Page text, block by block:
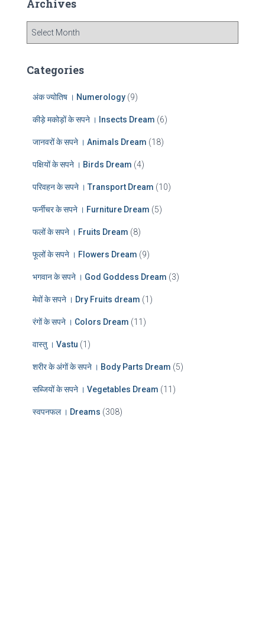
h
f
r
Archives
h
Categories
अंक ज्योतिष । Numerology (9)
कीड़े मकोड़ों के सपने । Insects Dream (6)
जानवरों के सपने । Animals Dream (18)
पक्षियों के सपने । Birds Dream (4)
परिवहन के सपने । Transport Dream (10)
फर्नीचर के सपने । Furniture Dream (5)
फलों के सपने । Fruits Dream (8)
फूलों के सपने । Flowers Dream (9)
भगवान के सपने । God Goddess Dream (3)
मेवों के सपने । Dry Fruits dream (1)
रंगों के सपने । Colors Dream (11)
वास्तु । Vastu (1)
शरीर के अंगों के सपने । Body Parts Dream (5)
सब्जियों के सपने । Vegetables Dream (11)
स्वपनफल । Dreams (308)